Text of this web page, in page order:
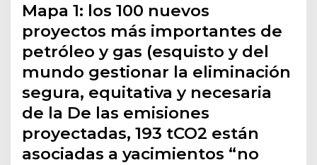
Mapa 1: los 100 nuevos
proyectos más importantes de
petróleo y gas (esquisto y del
mundo gestionar la eliminación
segura, equitativa y necesaria
de la De las emisiones
proyectadas, 193 tCO2 están
asociadas a yacimientos “no